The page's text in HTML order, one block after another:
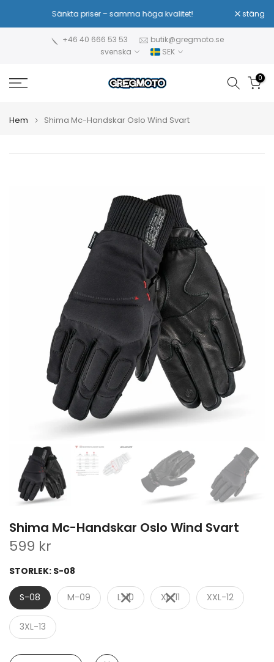
till
Sänkta priser – samma höga kvalitet! stäng
+46 40 666 53 53
butik@gregmoto.se
svenska
SEK
0
Hem Shima Mc-Handskar Oslo Wind Svart
Shima Mc-Handskar Oslo Wind Svart
599 kr
STORLEK: S-08
S-08 M-09 L-10 XL-11 XXL-12
3XL-13